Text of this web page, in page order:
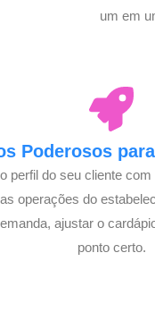
um em
Poderosos
perfil do seu cliente
operações do
ajustar o
ponto certo.